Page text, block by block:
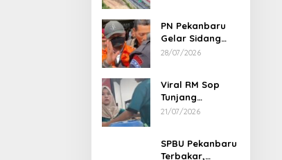
PN Pekanbaru
Gelar Sidang
Putusan Perkara
28/07/2026
Viral RM Sop
Tunjang
Pekanbaru
Pemilik Minta
21/07/2026
SPBU Pekanbaru
Terbakar,